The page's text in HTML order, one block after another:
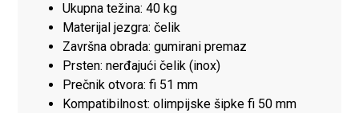
Ukupna težina: 40 kg
Materijal jezgra: čelik
Završna obrada: gumirani premaz
Prsten: nerđajući čelik (inox)
Prečnik otvora: fi 51 mm
Kompatibilnost: olimpijske šipke fi 50 mm